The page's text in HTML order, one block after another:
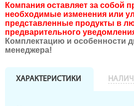
Компания оставляет за собой
необходимые изменения или
представленные продукты в
предварительного
Комплектацию и особенности
менеджера!
ХАРАКТЕРИСТИКИ